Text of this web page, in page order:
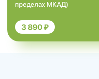
пределах МКАД)
3 890 ₽